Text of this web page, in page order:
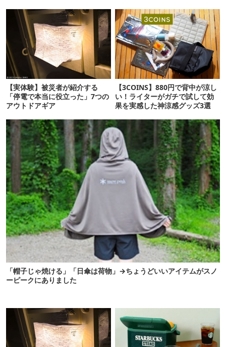
【実体験】被災者が紹介する
「停電で本当に役立った」7つの
アウトドアギア
【3COINS】880円で背中が涼し
い！ライターがガチで試して効
果を実感した神涼感グッズ3選
「帽子じゃ焼ける」「日傘は荷物」→ちょうどいいアイテムがスノ
ーピークにありました